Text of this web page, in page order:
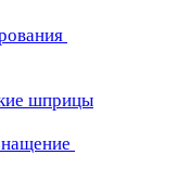
шприцы